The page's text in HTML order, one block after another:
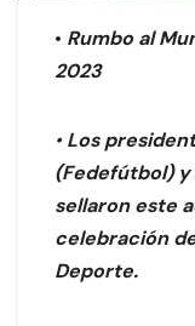
• Rumbo al
2023
•Los
(Fedefútbol) y
sellaron este
celebración
Deporte.